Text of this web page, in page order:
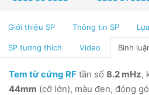
Giới thiệu SP Thông tin SP
SP tương thích Video Bình
Tem từ cứng RF tần số 8.2 mHz,
44mm (cỡ lớn), màu đen, đóng